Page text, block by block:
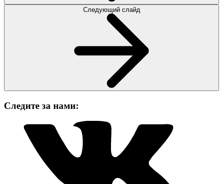
Следующий слайд
Следите за нами: